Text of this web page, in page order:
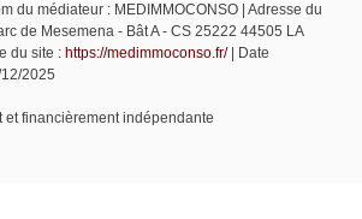
du médiateur : MEDIMMOCONSO | Adresse du
de Mesemena - Bât A - CS 25222 44505 LA
du site : https://medimmoconso.fr/| Date
2025
et financièrement indépendante